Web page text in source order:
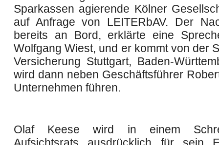
Sparkassen agierende Kölner
auf Anfrage von LEITERbAV. Der
bereits an Bord, erklärte eine
Wolfgang Wiest, und er kommt von der
Versicherung Stuttgart, Baden-
wird dann neben Geschäftsführer
Unternehmen führen.
Olaf Keese wird in einem